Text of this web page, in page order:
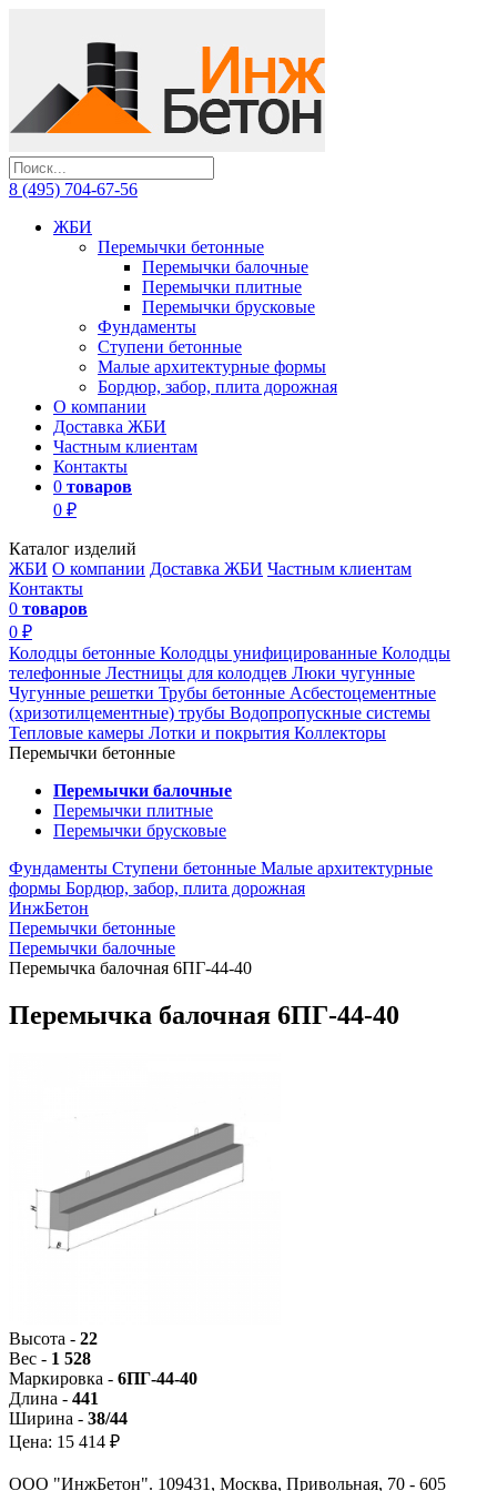
8 (495) 704-67-56
ЖБИ
Перемычки бетонные
Перемычки балочные
Перемычки плитные
Перемычки брусковые
Фундаменты
Ступени бетонные
Малые архитектурные формы
Бордюр, забор, плита дорожная
О компании
Доставка ЖБИ
Частным клиентам
Контакты
0 товаров
0 ₽
Каталог изделий
ЖБИ О компании Доставка ЖБИ Частным клиентам
Контакты
0 товаров
0 ₽
Колодцы бетонные Колодцы унифицированные Колодцы
телефонные Лестницы для колодцев Люки чугунные
Чугунные решетки Трубы бетонные Асбестоцементные
(хризотилцементные) трубы Водопропускные системы
Тепловые камеры Лотки и покрытия Коллекторы
Перемычки бетонные
Перемычки балочные
Перемычки плитные
Перемычки брусковые
Фундаменты Ступени бетонные Малые архитектурные
формы Бордюр, забор, плита дорожная
ИнжБетон
Перемычки бетонные
Перемычки балочные
Перемычка балочная 6ПГ-44-40
Перемычка балочная 6ПГ-44-40
Высота - 22
Вес - 1 528
Маркировка - 6ПГ-44-40
Длина - 441
Ширина - 38/44
Цена: 15 414 ₽
ООО "ИнжБетон". 109431, Москва, Привольная, 70 - 605